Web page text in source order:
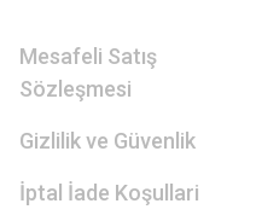
Mesafeli Satış
Sözleşmesi
Gizlilik ve Güvenlik
İptal İade Koşullari